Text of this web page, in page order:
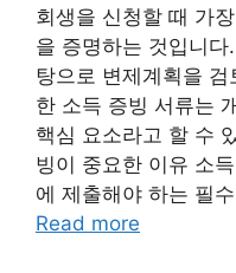
회생을 신청할 때 가
을 증명하는 것입니
탕으로 변제계획을
한 소득 증빙 서류는
핵심 요소라고 할 수
빙이 중요한 이유 소
에 제출해야 하는 필
Read more